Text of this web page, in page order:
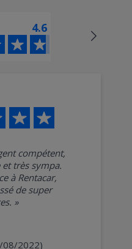
4.6
compétent,
très sympa.
à Rentacar,
de super
»
08/2022)